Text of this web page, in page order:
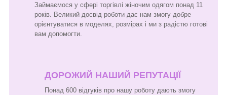
Займаємося у сфері торгівлі жіночим одягом понад 11
років. Великий досвід роботи дає нам змогу добре
орієнтуватися в моделях, розмірах і ми з радістю готові
вам допомогти.
ДОРОЖИЙ НАШИЙ РЕПУТАЦІЇ
Понад 600 відгуків про нашу роботу дають змогу